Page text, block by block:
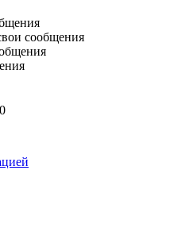
сообщения